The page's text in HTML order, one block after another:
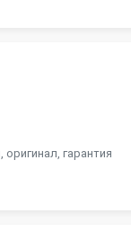
гарантия